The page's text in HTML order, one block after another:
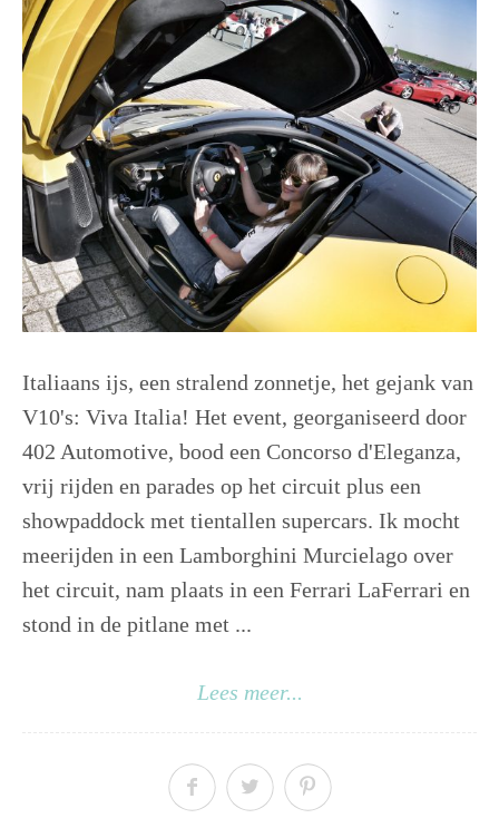
Italiaans ijs, een stralend zonnetje, het gejank van
V10's: Viva Italia! Het event, georganiseerd door
402 Automotive, bood een Concorso d'Eleganza,
vrij rijden en parades op het circuit plus een
showpaddock met tientallen supercars. Ik mocht
meerijden in een Lamborghini Murcielago over
het circuit, nam plaats in een Ferrari LaFerrari en
stond in de pitlane met ...
Lees meer...